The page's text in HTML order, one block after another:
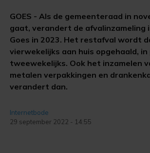
GOES - Als de gemeenteraad in
gaat, verandert de afvalinzameling
Goes in 2023. Het restafval wordt
vierwekelijks aan huis opgehaald,
tweewekelijks. Ook het inzamelen
metalen verpakkingen en
verandert dan.
Internetbode
29 september 2022 - 14:55